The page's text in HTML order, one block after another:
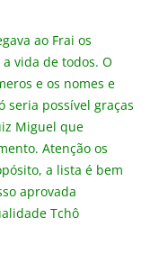
ao Frai os
vida de todos. O
e os nomes e
seria possível graças
Miguel que
Atenção os
a lista é bem
aprovada
Tchô